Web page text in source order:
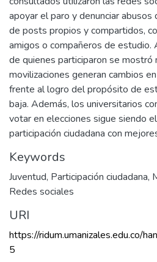
apoyar el paro y denunciar
de posts propios y compartidos,
amigos o compañeros de estudio.
de quienes participaron se mostró
movilizaciones generan cambios
frente al logro del propósito de
baja. Además, los universitarios
votar en elecciones sigue siendo
participación ciudadana con
Keywords
Juventud, Participación ciudadana,
Redes sociales
URI
https://ridum.umanizales.edu.co/
5